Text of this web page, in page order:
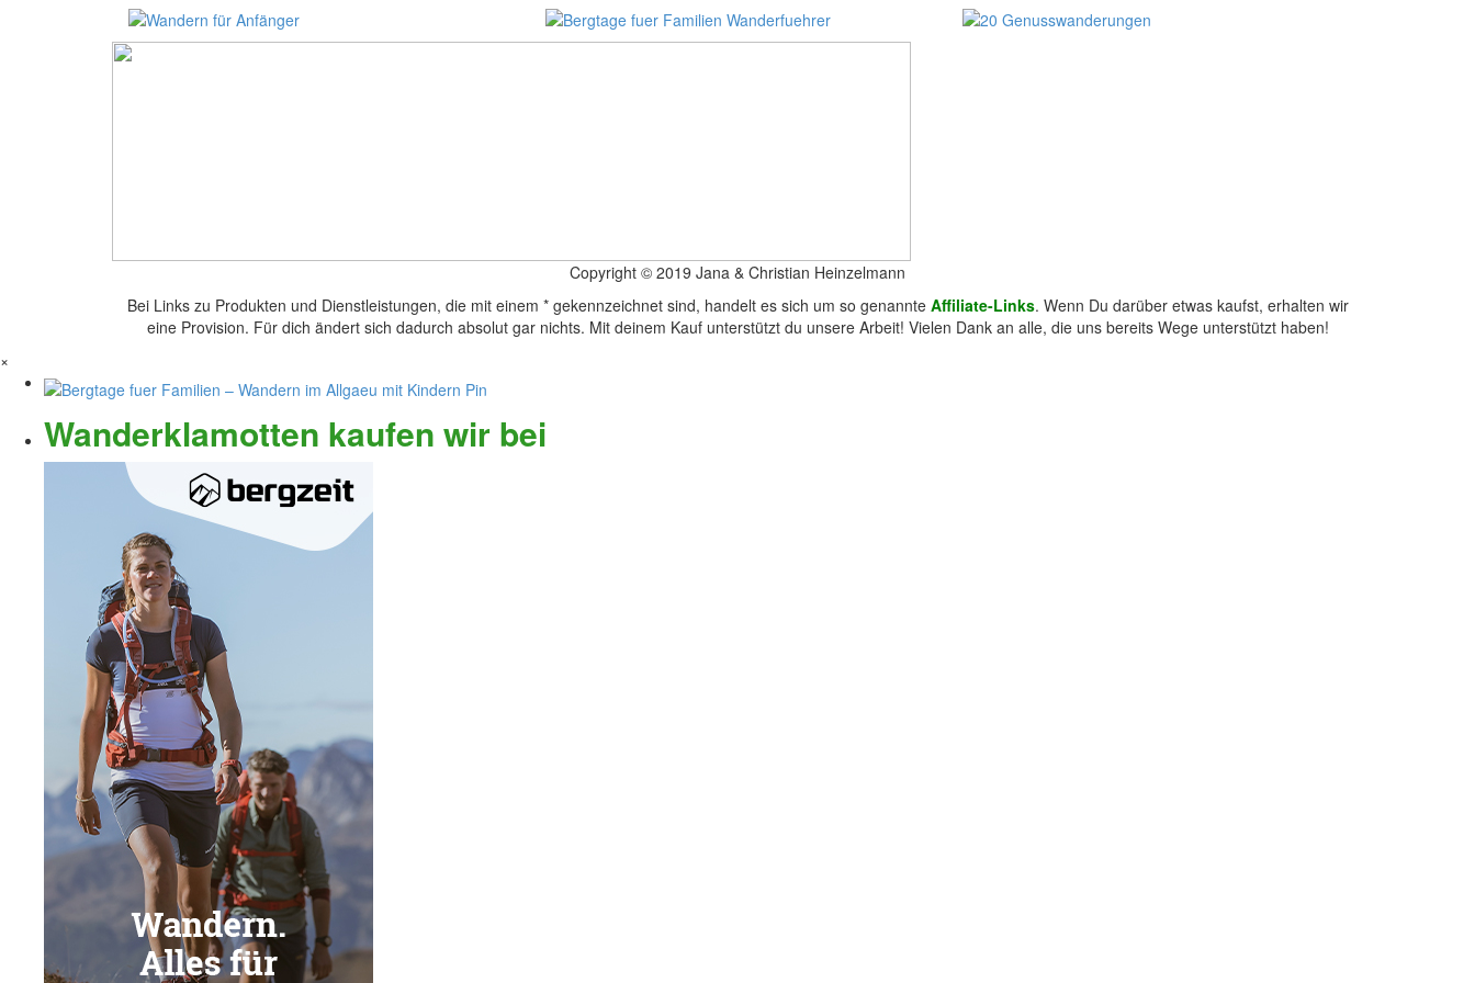
Copyright © 2019 Jana & Christian Heinzelmann
Bei Links zu Produkten und Dienstleistungen, die mit einem * gekennzeichnet sind, handelt es sich um so genannte Affiliate-Links. Wenn Du darüber etwas kaufst, erhalten wir
eine Provision. Für dich ändert sich dadurch absolut gar nichts. Mit deinem Kauf unterstützt du unsere Arbeit! Vielen Dank an alle, die uns bereits Wege unterstützt haben!
×
Wanderklamotten kaufen wir bei